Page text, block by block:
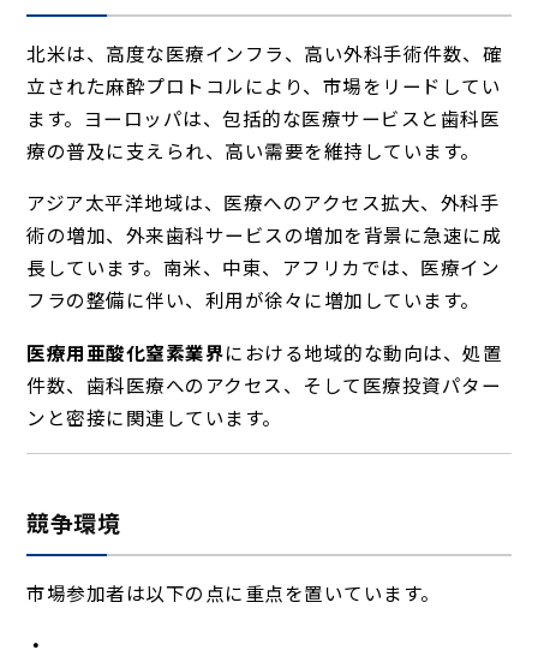
北米は、高度な医療インフラ、高い外科手術件数、確
立された麻酔プロトコルにより、市場をリードしてい
ます。ヨーロッパは、包括的な医療サービスと歯科医
療の普及に支えられ、高い需要を維持しています。
アジア太平洋地域は、医療へのアクセス拡大、外科手
術の増加、外来歯科サービスの増加を背景に急速に成
長しています。南米、中東、アフリカでは、医療イン
フラの整備に伴い、利用が徐々に増加しています。
医療用亜酸化窒素業界における地域的な動向は、処置
件数、歯科医療へのアクセス、そして医療投資パター
ンと密接に関連しています。
競争環境
市場参加者は以下の点に重点を置いています。